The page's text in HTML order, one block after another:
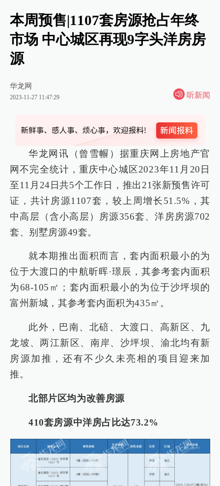
本周预售|1107套房源抢占年终
市场 中心城区再现9字头洋房房
源
华龙网
2023-11-27 11:47:29 听新闻
华龙网讯（曾雪幈）据重庆网上房地产官
网不完全统计，重庆中心城区2023年11月20日
至11月24日共5个工作日，推出21张新预售许可
证，共计房源1107套，较上周增长51.5%，其
中高层（含小高层）房源356套、洋房房源702
套、别墅房源49套。
就本期推出面积而言，套内面积最小的为
位于大渡口的中航昕晖·璟辰，其参考套内面积
为68-105㎡；套内面积最小的为位于沙坪坝的
富州新城，其参考套内面积为435㎡。
此外，巴南、北碚、大渡口、高新区、九
龙坡、两江新区、南岸、沙坪坝、渝北均有新
房源加推，还有不少久未亮相的项目迎来加
推。
北部片区均为改善房源
410套房源中洋房占比达73.2%